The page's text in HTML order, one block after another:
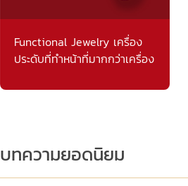
Functional Jewelry เครื่อง
ประดับที่ทำหน้าที่มากกว่าเครื่อง
บทความยอดนิยม